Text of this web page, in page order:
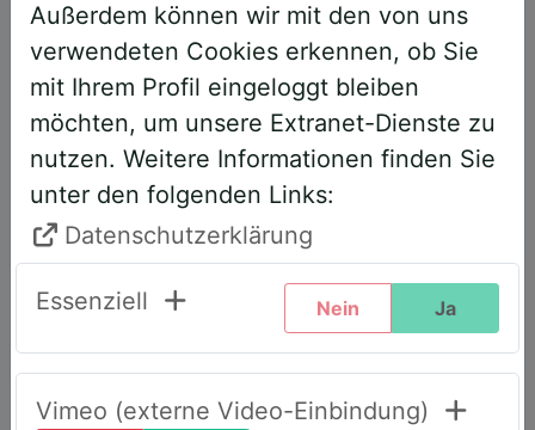
um Ihnen zukünftige Buchungen zu
erleichtern, haben wir unser System
umstrukturiert und den AWS+-Account
entsprechend angepasst. Bitte führen
Sie daher folgende Schritte durch,
wenn Sie diesen Text zum ersten Mal
sehen, um weiterhin vollen Zugriff zu
haben:
Klicken Sie oben rechts auf den Reiter
„LOGIN AWS+“.
Geben Sie dort Ihre E-Mail-Adresse
Außerdem können wir mit den von uns
verwendeten Cookies erkennen, ob Sie
mit Ihrem Profil eingeloggt bleiben
möchten, um unsere Extranet-Dienste zu
nutzen. Weitere Informationen finden Sie
unter den folgenden Links:
Datenschutzerklärung
Essenziell Nein Ja
Vimeo (externe Video-Einbindung)